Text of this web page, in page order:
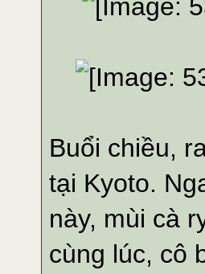
Buổi chiều,
tại Kyoto.
này, mùi cà
cùng lúc, cô